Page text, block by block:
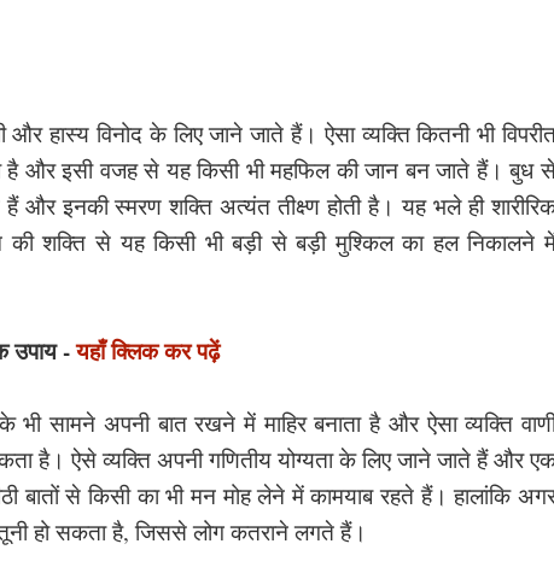
हास्य विनोद के लिए जाने जाते हैं। ऐसा व्यक्ति कितनी भी
है और इसी वजह से यह किसी भी महफिल की जान बन जाते हैं। बुध
इनकी स्मरण शक्ति अत्यंत तीक्ष्ण होती है। यह भले ही
शक्ति से यह किसी भी बड़ी से बड़ी मुश्किल का हल निकालने
उपाय -यहाँ क्लिक कर पढ़ें
सामने अपनी बात रखने में माहिर बनाता है और ऐसा व्यक्ति
है। ऐसे व्यक्ति अपनी गणितीय योग्यता के लिए जाने जाते हैं और
बातों से किसी का भी मन मोह लेने में कामयाब रहते हैं। हालांकि
हो सकता है, जिससे लोग कतराने लगते हैं।